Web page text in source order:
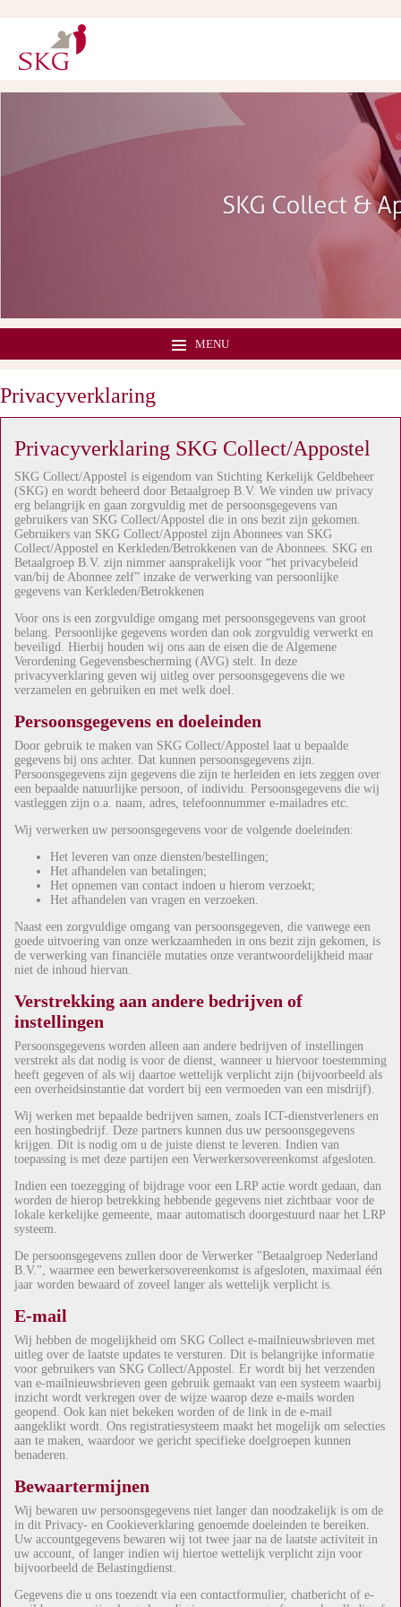
MENU
Privacyverklaring
Privacyverklaring SKG Collect/Appostel
SKG Collect/Appostel is eigendom van Stichting Kerkelijk Geldbeheer
(SKG) en wordt beheerd door Betaalgroep B.V. We vinden uw privacy
erg belangrijk en gaan zorgvuldig met de persoonsgegevens van
gebruikers van SKG Collect/Appostel die in ons bezit zijn gekomen.
Gebruikers van SKG Collect/Appostel zijn Abonnees van SKG
Collect/Appostel en Kerkleden/Betrokkenen van de Abonnees. SKG en
Betaalgroep B.V. zijn nimmer aansprakelijk voor “het privacybeleid
van/bij de Abonnee zelf” inzake de verwerking van persoonlijke
gegevens van Kerkleden/Betrokkenen
Voor ons is een zorgvuldige omgang met persoonsgegevens van groot
belang. Persoonlijke gegevens worden dan ook zorgvuldig verwerkt en
beveiligd. Hierbij houden wij ons aan de eisen die de Algemene
Verordening Gegevensbescherming (AVG) stelt. In deze
privacyverklaring geven wij uitleg over persoonsgegevens die we
verzamelen en gebruiken en met welk doel.
Persoonsgegevens en doeleinden
Door gebruik te maken van SKG Collect/Appostel laat u bepaalde
gegevens bij ons achter. Dat kunnen persoonsgegevens zijn.
Persoonsgegevens zijn gegevens die zijn te herleiden en iets zeggen over
een bepaalde natuurlijke persoon, of individu. Persoonsgegevens die wij
vastleggen zijn o.a. naam, adres, telefoonnummer e-mailadres etc.
Wij verwerken uw persoonsgegevens voor de volgende doeleinden:
Het leveren van onze diensten/bestellingen;
Het afhandelen van betalingen;
Het opnemen van contact indoen u hierom verzoekt;
Het afhandelen van vragen en verzoeken.
Naast een zorgvuldige omgang van persoonsgegeven, die vanwege een
goede uitvoering van onze werkzaamheden in ons bezit zijn gekomen, is
de verwerking van financiële mutaties onze verantwoordelijkheid maar
niet de inhoud hiervan.
Verstrekking aan andere bedrijven of
instellingen
Persoonsgegevens worden alleen aan andere bedrijven of instellingen
verstrekt als dat nodig is voor de dienst, wanneer u hiervoor toestemming
heeft gegeven of als wij daartoe wettelijk verplicht zijn (bijvoorbeeld als
een overheidsinstantie dat vordert bij een vermoeden van een misdrijf).
Wij werken met bepaalde bedrijven samen, zoals ICT-dienstverleners en
een hostingbedrijf. Deze partners kunnen dus uw persoonsgegevens
krijgen. Dit is nodig om u de juiste dienst te leveren. Indien van
toepassing is met deze partijen een Verwerkersovereenkomst afgesloten.
Indien een toezegging of bijdrage voor een LRP actie wordt gedaan, dan
worden de hierop betrekking hebbende gegevens niet zichtbaar voor de
lokale kerkelijke gemeente, maar automatisch doorgestuurd naar het LRP
systeem.
De persoonsgegevens zullen door de Verwerker "Betaalgroep Nederland
B.V.", waarmee een bewerkersovereenkomst is afgesloten, maximaal één
jaar worden bewaard of zoveel langer als wettelijk verplicht is.
E-mail
Wij hebben de mogelijkheid om SKG Collect e-mailnieuwsbrieven met
uitleg over de laatste updates te versturen. Dit is belangrijke informatie
voor gebruikers van SKG Collect/Appostel. Er wordt bij het verzenden
van e-mailnieuwsbrieven geen gebruik gemaakt van een systeem waarbij
inzicht wordt verkregen over de wijze waarop deze e-mails worden
geopend. Ook kan niet bekeken worden of de link in de e-mail
aangeklikt wordt. Ons registratiesysteem maakt het mogelijk om selecties
aan te maken, waardoor we gericht specifieke doelgroepen kunnen
benaderen.
Bewaartermijnen
Wij bewaren uw persoonsgegevens niet langer dan noodzakelijk is om de
in dit Privacy- en Cookieverklaring genoemde doeleinden te bereiken.
Uw accountgegevens bewaren wij tot twee jaar na de laatste activiteit in
uw account, of langer indien wij hiertoe wettelijk verplicht zijn voor
bijvoorbeeld de Belastingdienst.
Gegevens die u ons toezendt via een contactformulier, chatbericht of e-